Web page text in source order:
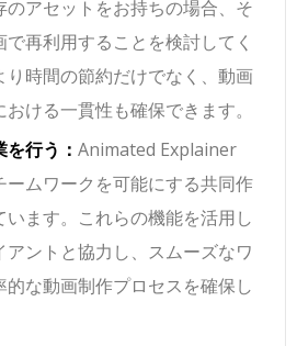
のアセットをお持ちの場合、そ
再利用することを検討してく
り時間の節約だけでなく、動画
ける一貫性も確保できます。
を行う：Animated Explainer
ームワークを可能にする共同作
ます。これらの機能を活用し
アントと協力し、スムーズなワ
的な動画制作プロセスを確保し